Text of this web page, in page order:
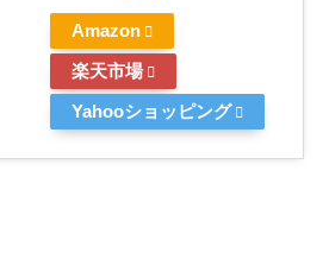
Amazon
楽天市場
Yahooショッピング